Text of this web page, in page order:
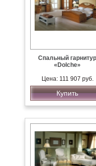
Спальный гарнитур
«Dolche»
Цена: 111 907 руб.
Купить